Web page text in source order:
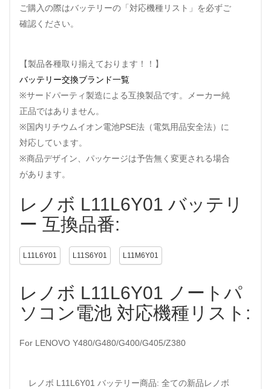
ご購入の際はバッテリーの「対応機種リスト」を必ずご
確認ください。
【製品各種取り揃えております！！】
バッテリー交換ブランド一覧
※サードパーティ製造による互換製品です。メーカー純
正品ではありません。
※国内リチウムイオン電池PSE法（電気用品安全法）に
対応しています。
※商品デザイン、パッケージは予告無く変更される場合
があります。
レノボ L11L6Y01 バッテリ
ー 互換品番:
L11L6Y01 L11S6Y01 L11M6Y01
レノボ L11L6Y01 ノートパ
ソコン電池 対応機種リスト:
For LENOVO Y480/G480/G400/G405/Z380
レノボ L11L6Y01 バッテリー商品: 全ての新品レノボ